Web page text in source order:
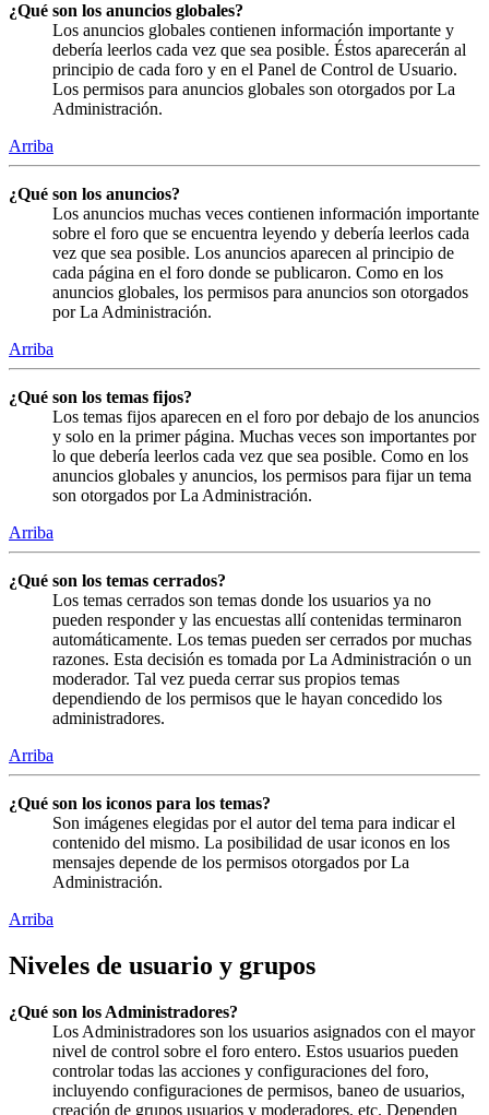
¿Qué son los anuncios globales?
Los anuncios globales contienen información importante y
debería leerlos cada vez que sea posible. Éstos aparecerán al
principio de cada foro y en el Panel de Control de Usuario.
Los permisos para anuncios globales son otorgados por La
Administración.
Arriba
¿Qué son los anuncios?
Los anuncios muchas veces contienen información importante
sobre el foro que se encuentra leyendo y debería leerlos cada
vez que sea posible. Los anuncios aparecen al principio de
cada página en el foro donde se publicaron. Como en los
anuncios globales, los permisos para anuncios son otorgados
por La Administración.
Arriba
¿Qué son los temas fijos?
Los temas fijos aparecen en el foro por debajo de los anuncios
y solo en la primer página. Muchas veces son importantes por
lo que debería leerlos cada vez que sea posible. Como en los
anuncios globales y anuncios, los permisos para fijar un tema
son otorgados por La Administración.
Arriba
¿Qué son los temas cerrados?
Los temas cerrados son temas donde los usuarios ya no
pueden responder y las encuestas allí contenidas terminaron
automáticamente. Los temas pueden ser cerrados por muchas
razones. Esta decisión es tomada por La Administración o un
moderador. Tal vez pueda cerrar sus propios temas
dependiendo de los permisos que le hayan concedido los
administradores.
Arriba
¿Qué son los iconos para los temas?
Son imágenes elegidas por el autor del tema para indicar el
contenido del mismo. La posibilidad de usar iconos en los
mensajes depende de los permisos otorgados por La
Administración.
Arriba
Niveles de usuario y grupos
¿Qué son los Administradores?
Los Administradores son los usuarios asignados con el mayor
nivel de control sobre el foro entero. Estos usuarios pueden
controlar todas las acciones y configuraciones del foro,
incluyendo configuraciones de permisos, baneo de usuarios,
creación de grupos usuarios y moderadores, etc. Dependen